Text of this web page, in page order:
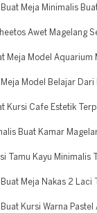
Meja Minimalis
Awet Magelang
Meja Model Aquarium
Model Belajar Dari
Kursi Cafe Estetik
Buat Kamar
Tamu Kayu Minimalis
Meja Nakas 2 Laci
Kursi Warna Pastel